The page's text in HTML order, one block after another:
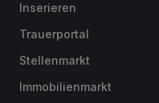
Inserieren
Trauerportal
Stellenmarkt
Immobilienmarkt